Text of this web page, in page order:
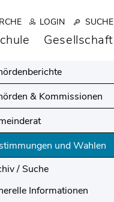
LOGIN SUCHE
Gesellschaft
& Kommissionen
und Wahlen
/ Suche
Informationen